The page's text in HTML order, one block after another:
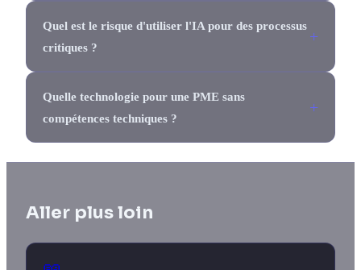
Quel est le risque d'utiliser l'IA pour des processus
critiques ?
Quelle technologie pour une PME sans
compétences techniques ?
Aller plus loin